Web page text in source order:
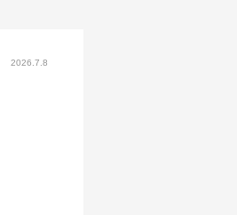
2026.7.8